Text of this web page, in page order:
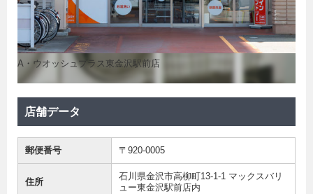
A・ウオッシュプラス東金沢駅前店
店舗データ
郵便番号 〒920-0005
住所
石川県金沢市高柳町13-1-1 マックスバリ
ュー東金沢駅前店内